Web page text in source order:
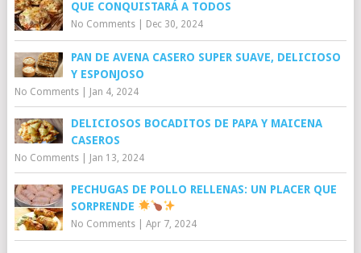
QUE CONQUISTARÁ A TODOS
No Comments| Dec 30, 2024
PAN DE AVENA CASERO SUPER SUAVE, DELICIOSO
Y ESPONJOSO
No Comments| Jan 4, 2024
DELICIOSOS BOCADITOS DE PAPA Y MAICENA
CASEROS
No Comments| Jan 13, 2024
PECHUGAS DE POLLO RELLENAS: UN PLACER QUE
SORPRENDE
No Comments| Apr 7, 2024